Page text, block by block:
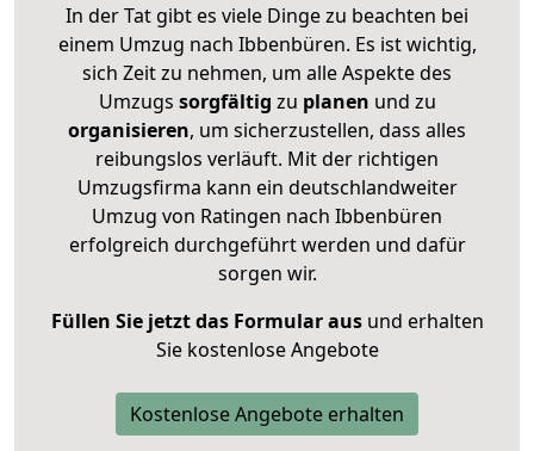
In der Tat gibt es viele Dinge zu beachten bei
einem Umzug nach Ibbenbüren. Es ist wichtig,
sich Zeit zu nehmen, um alle Aspekte des
Umzugs sorgfältig zu planen und zu
organisieren, um sicherzustellen, dass alles
reibungslos verläuft. Mit der richtigen
Umzugsfirma kann ein deutschlandweiter
Umzug von Ratingen nach Ibbenbüren
erfolgreich durchgeführt werden und dafür
sorgen wir.
Füllen Sie jetzt das Formular ausund erhalten
Sie kostenlose Angebote
Kostenlose Angebote erhalten